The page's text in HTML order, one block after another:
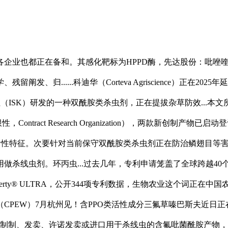
也都正在备和。其感化靶标为HPPD酶，先达股份：吡唑
残留阐发、归......科迪华（Corteva Agriscience）正在2025
ISK）研发的一种双酰胺类杀虫剂，正在提拔杂草防效...本
Contract Research Organization），两款新创制产物已启动
征。次要针对当前保守双酰胺类杀虫剂正在防治鳞翅目等
杀线虫剂。环丙虫...过去几年，专利申请笼盖了全球跨越
ULTRA，公开344项专利数据，生物农业这个词正在中
）7月杭州见！含PPO类活性成分三氟草嗪巴斯夫近日
制、发卖、许诺发卖或进口用于杀线虫的含氟吡菌酰胺产物